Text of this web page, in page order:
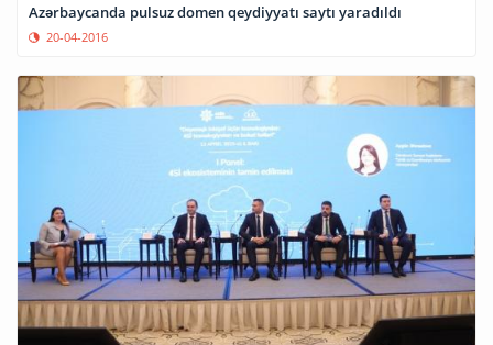
Azərbaycanda pulsuz domen qeydiyyatı saytı yaradıldı
20-04-2016